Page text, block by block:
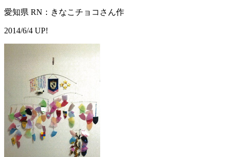
愛知県 RN：きなこチョコさん作
2014/6/4 UP!